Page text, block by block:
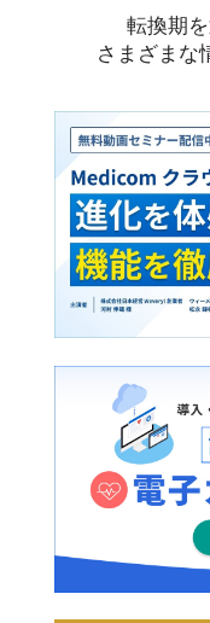
転換期
さまざまな